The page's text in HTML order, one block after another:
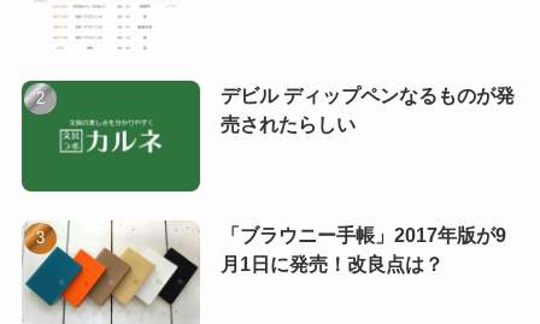
デビル ディップペンなるものが発
売されたらしい
「ブラウニー手帳」2017年版が9
月1日に発売！改良点は？